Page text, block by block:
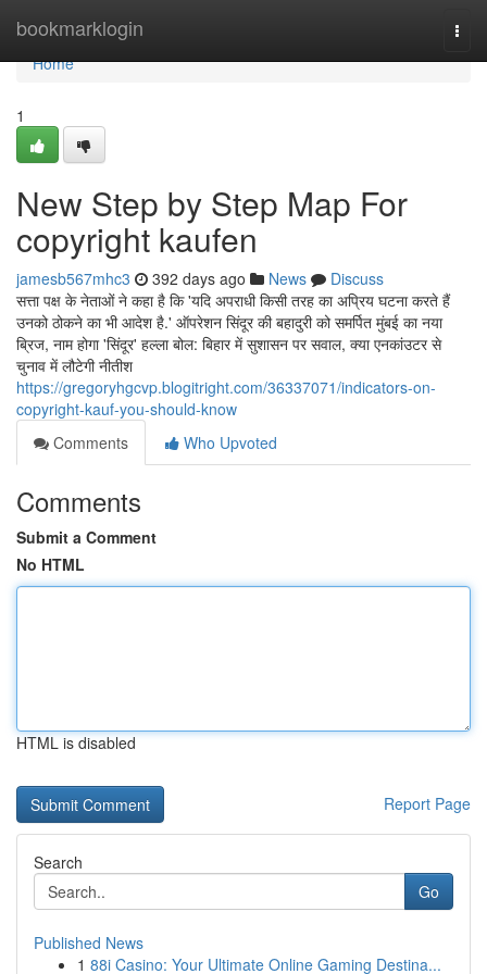
bookmarklogin
Home
Home
1
New Step by Step Map For
copyright kaufen
jamesb567mhc3 392 days ago News
Discuss
सत्ता पक्ष के नेताओं ने कहा है कि 'यदि अपराधी किसी तरह का अप्रिय घटना करते हैं
उनको ठोकने का भी आदेश है.' ऑपरेशन सिंदूर की बहादुरी को समर्पित मुंबई का नया
ब्रिज, नाम होगा 'सिंदूर' हल्ला बोल: बिहार में सुशासन पर सवाल, क्या एनकांउटर से
चुनाव में लौटेगी नीतीश
https://gregoryhgcvp.blogitright.com/36337071/indicators-on-
copyright-kauf-you-should-know
Comments
Who Upvoted
Comments
Submit a Comment
No HTML
HTML is disabled
Report Page
Search
Go
Published News
1 88i Casino: Your Ultimate Online Gaming Destina...